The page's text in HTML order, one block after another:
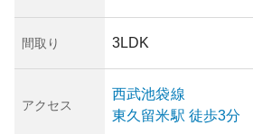
間取り 3LDK
アクセス
西武池袋線
東久留米駅 徒歩3分